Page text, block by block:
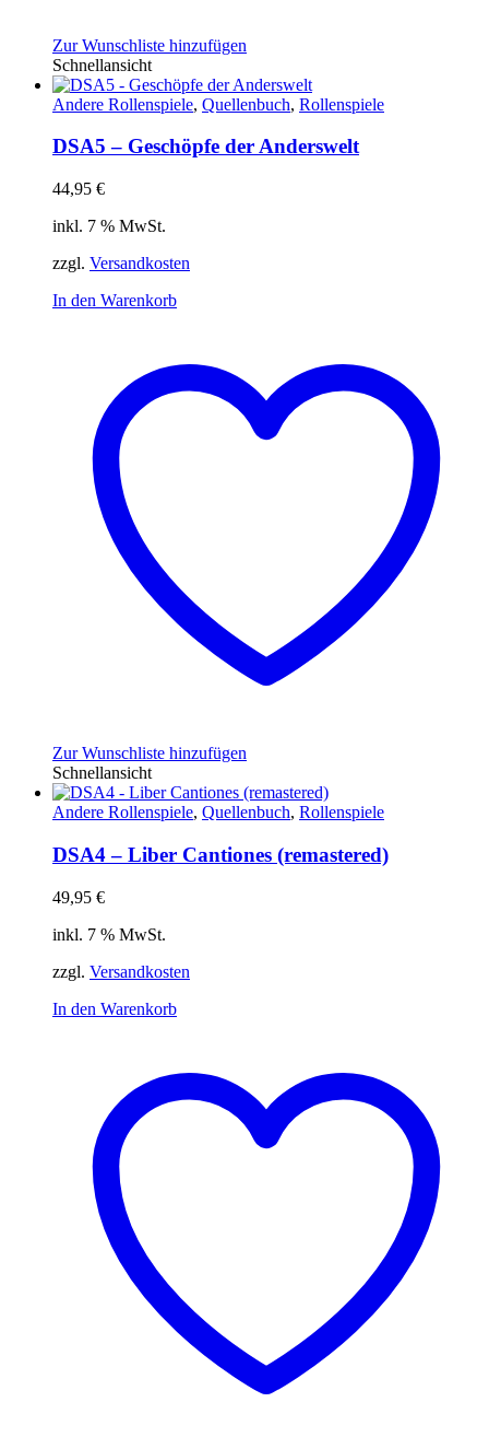
Zur Wunschliste hinzufügen
Schnellansicht
Andere Rollenspiele, Quellenbuch, Rollenspiele
DSA5 – Geschöpfe der Anderswelt
44,95 €
inkl. 7 % MwSt.
zzgl. Versandkosten
In den Warenkorb
Zur Wunschliste hinzufügen
Schnellansicht
Andere Rollenspiele, Quellenbuch, Rollenspiele
DSA4 – Liber Cantiones (remastered)
49,95 €
inkl. 7 % MwSt.
zzgl. Versandkosten
In den Warenkorb